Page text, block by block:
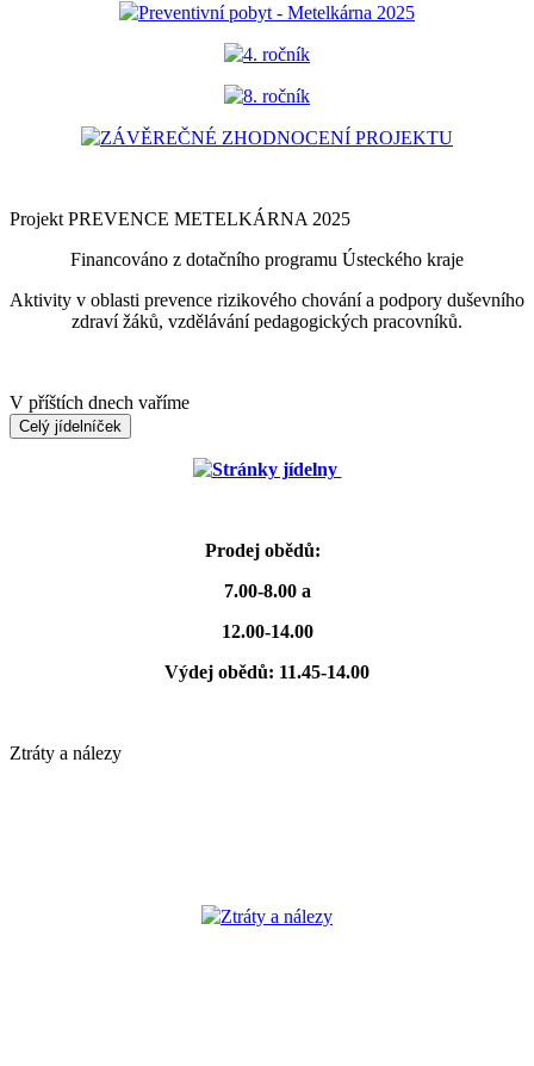
Preventivní pobyt - Metelkárna 2025
4. ročník
8. ročník
ZÁVĚREČNÉ ZHODNOCENÍ PROJEKTU
Projekt PREVENCE METELKÁRNA 2025
Financováno z dotačního programu Ústeckého kraje
Aktivity v oblasti prevence rizikového chování a podpory duševního
zdraví žáků, vzdělávání pedagogických pracovníků.
V příštích dnech vaříme
Celý jídelníček
Stránky jídelny
Prodej obědů:
7.00-8.00 a
12.00-14.00
Výdej obědů: 11.45-14.00
Ztráty a nálezy
Ztráty a nálezy